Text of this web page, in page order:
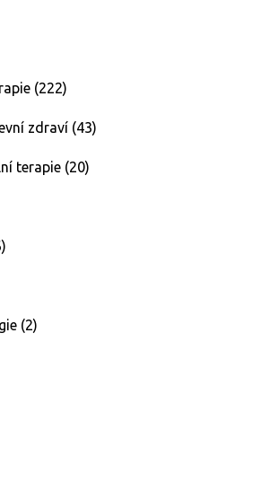
(222)
zdraví (43)
terapie (20)
(2)